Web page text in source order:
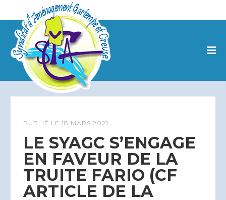
PUBLIÉ LE 18 MARS 2021
LE SYAGC S’ENGAGE
EN FAVEUR DE LA
TRUITE FARIO (CF
ARTICLE DE LA